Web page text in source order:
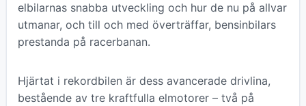
elbilarnas snabba utveckling och hur de nu på allvar
utmanar, och till och med överträffar, bensinbilars
prestanda på racerbanan.
Hjärtat i rekordbilen är dess avancerade drivlina,
bestående av tre kraftfulla elmotorer – två på